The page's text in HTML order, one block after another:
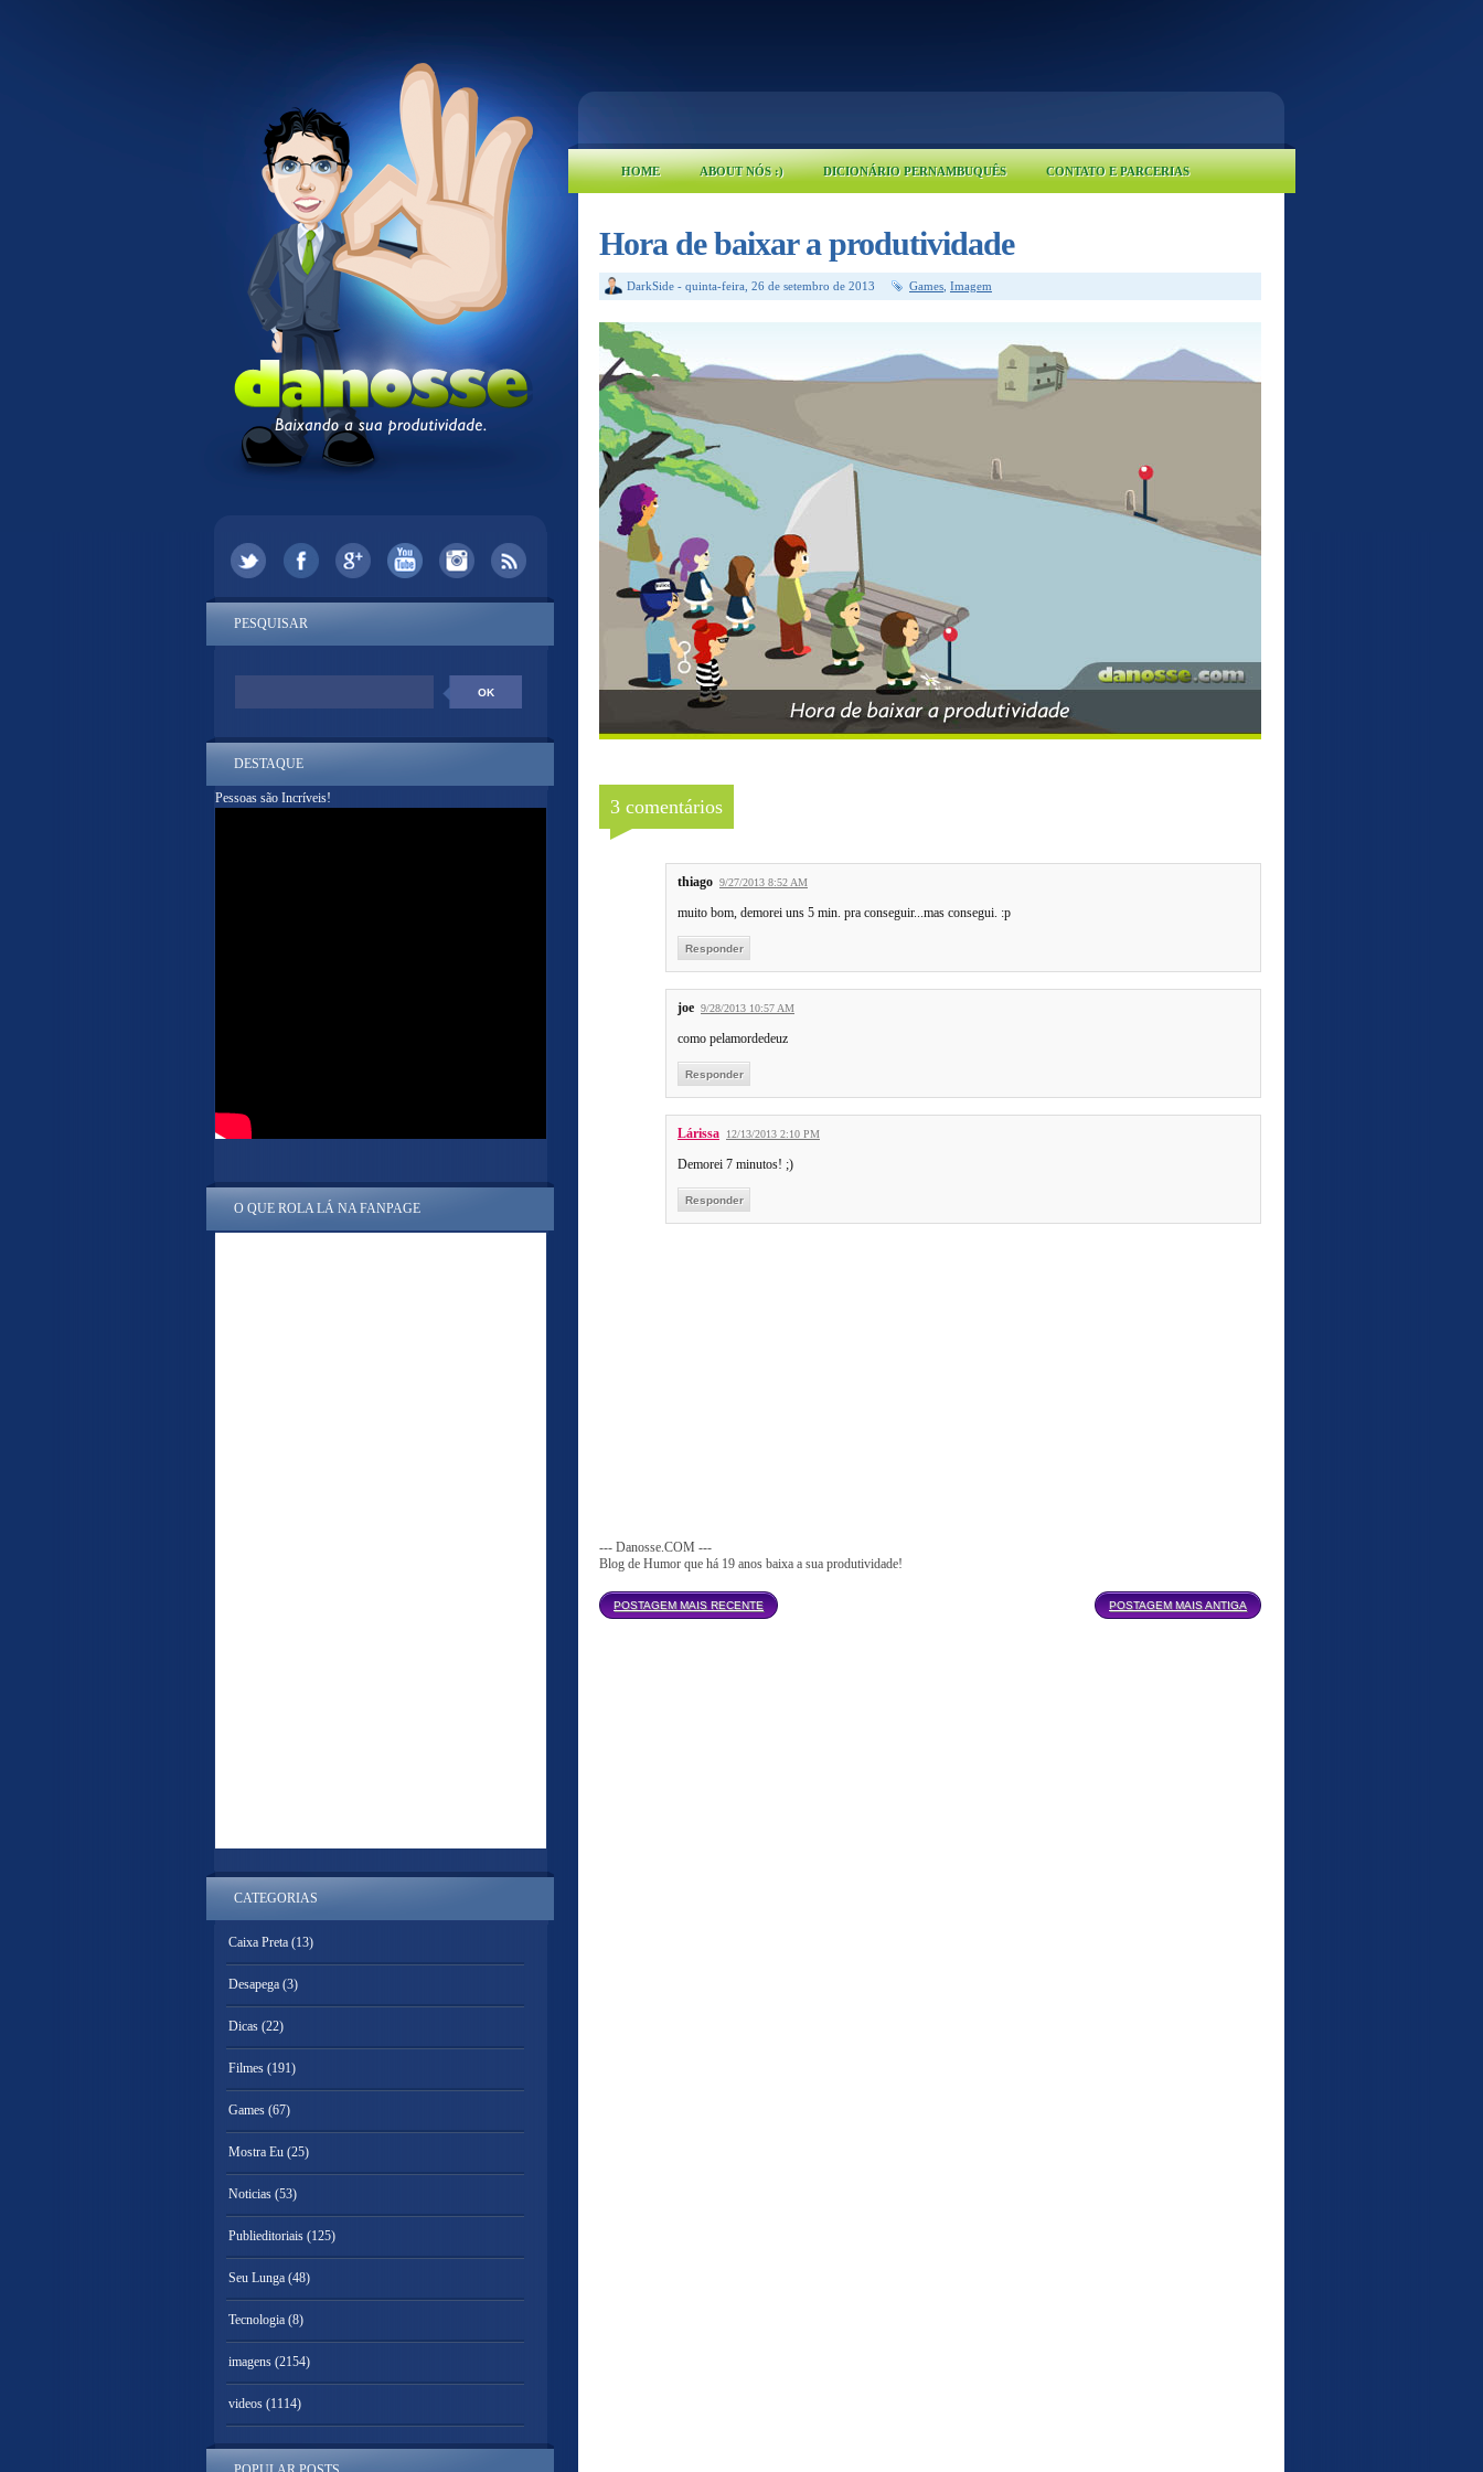
HOME ABOUT NÓS :) DICIONÁRIO PERNAMBUQUÊS CONTATO E PARCERIAS
Hora de baixar a produtividade
DarkSide - quinta-feira, 26 de setembro de 2013 Games Imagem
3 comentários
thiago 9/27/2013 8:52 AM
muito bom, demorei uns 5 min. pra conseguir...mas consegui. :p
Responder
joe 9/28/2013 10:57 AM
como pelamordedeuz
Responder
Lárissa 12/13/2013 2:10 PM
Demorei 7 minutos! ;)
Responder
--- Danosse.COM ---
Blog de Humor que há 19 anos baixa a sua produtividade!
POSTAGEM MAIS RECENTE POSTAGEM MAIS ANTIGA
PESQUISAR
DESTAQUE
Pessoas são Incríveis!
O QUE ROLA LÁ NA FANPAGE
CATEGORIAS
Caixa Preta (13)
Desapega (3)
Dicas (22)
Filmes (191)
Games (67)
Mostra Eu (25)
Noticias (53)
Publieditoriais (125)
Seu Lunga (48)
Tecnologia (8)
imagens (2154)
videos (1114)